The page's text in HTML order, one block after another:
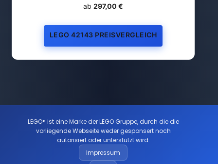
ab 297,00 €
LEGO 42143 PREISVERGLEICH
LEGO® ist eine Marke der LEGO Gruppe, durch die die
vorliegende Webseite weder gesponsert noch
autorisiert oder unterstützt wird.
Impressum